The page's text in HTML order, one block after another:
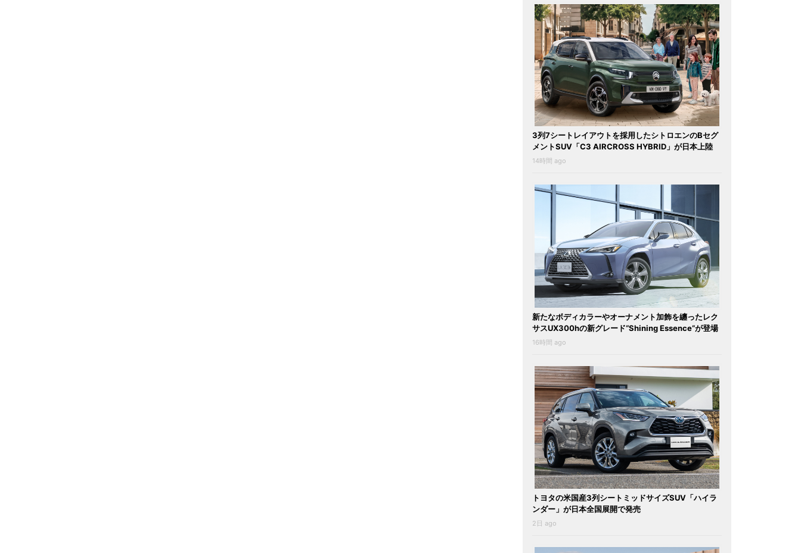
3列7シートレイアウトを採用したシトロエンのBセグ
メントSUV「C3 AIRCROSS HYBRID」が日本上陸
14時間 ago
新たなボディカラーやオーナメント加飾を纏ったレク
サスUX300hの新グレード“Shining Essence”が登場
16時間 ago
トヨタの米国産3列シートミッドサイズSUV「ハイラ
ンダー」が日本全国展開で発売
2日 ago